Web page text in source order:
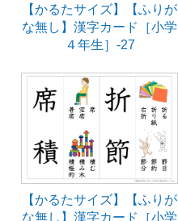
【かるたサイズ】【ふりが
な無し】漢字カード［小学
４年生］-27
【かるたサイズ】【ふりが
な無し】漢字カード［小学